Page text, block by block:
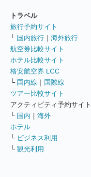
トラベル
旅行予約サイト
└ 国内旅行 ｜ 海外旅行
航空券比較サイト
ホテル比較サイト
格安航空券 LCC
└ 国内線 ｜ 国際線
ツアー比較サイト
アクティビティ予約サイト
└ 国内 ｜ 海外
ホテル
└ ビジネス利用
└ 観光利用